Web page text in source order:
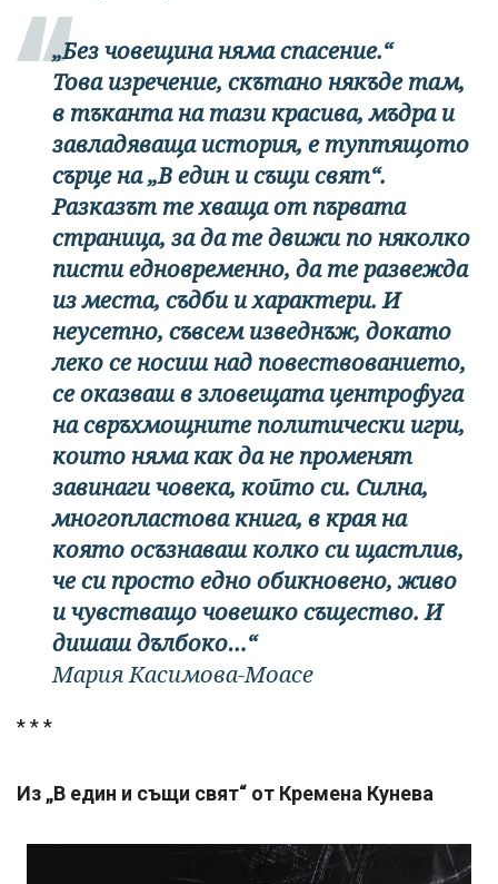
„Без човещина няма спасение.“
Това изречение, скътано някъде там,
в тъканта на тази красива, мъдра и
завладяваща история, е туптящото
сърце на „В един и същи свят“.
Разказът те хваща от първата
страница, за да те движи по няколко
писти едновременно, да те развежда
из места, съдби и характери. И
неусетно, съвсем изведнъж, докато
леко се носиш над повествованието,
се оказваш в зловещата центрофуга
на свръхмощните политически игри,
които няма как да не променят
завинаги човека, който си. Силна,
многопластова книга, в края на
която осъзнаваш колко си щастлив,
че си просто едно обикновено, живо
и чувстващо човешко същество. И
дишаш дълбоко…“
Мария Касимова-Моасе
* * *
Из „В един и същи свят“ от Кремена Кунева